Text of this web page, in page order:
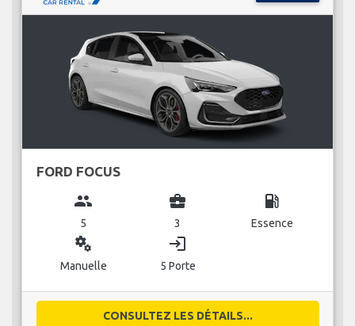
FORD FOCUS
group
5
business_center
3
local_gas_station
Essence
miscellaneous_services
Manuelle
login
5 Porte
CONSULTEZ LES DÉTAILS...